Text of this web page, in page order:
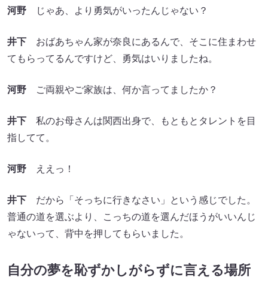
河野 じゃあ、より勇気がいったんじゃない？
井下 おばあちゃん家が奈良にあるんで、そこに住まわせ
てもらってるんですけど、勇気はいりましたね。
河野 ご両親やご家族は、何か言ってましたか？
井下 私のお母さんは関西出身で、もともとタレントを目
指してて。
河野 ええっ！
井下 だから「そっちに行きなさい」という感じでした。
普通の道を選ぶより、こっちの道を選んだほうがいいんじ
ゃないって、背中を押してもらいました。
自分の夢を恥ずかしがらずに言える場所